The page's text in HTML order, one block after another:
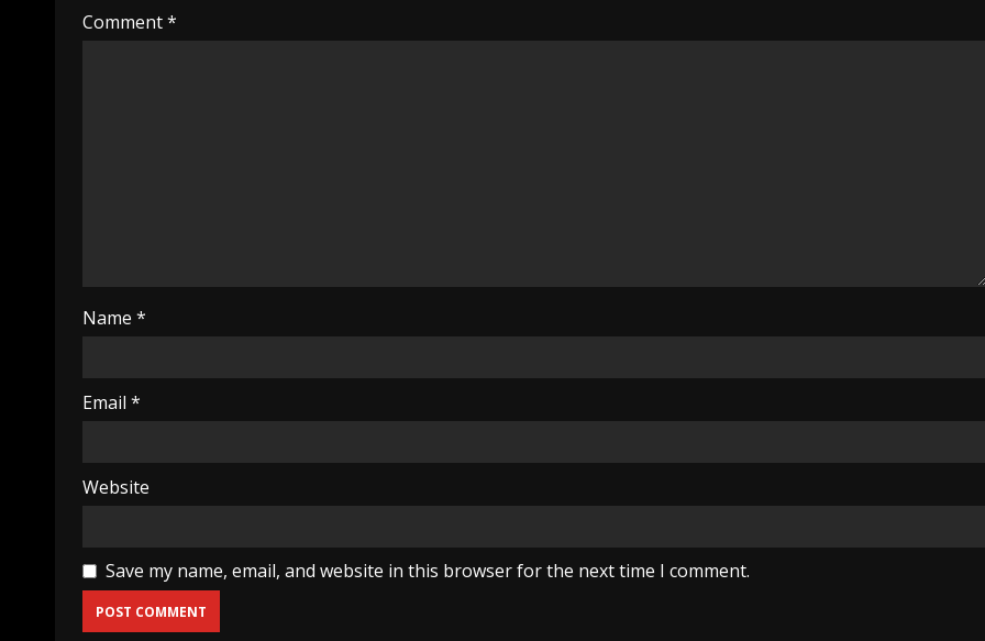
Comment*
Name *
Email *
Website
Save my name, email, and website in this browser for the next time I comment.